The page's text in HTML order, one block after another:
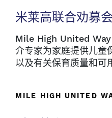
米莱高联合劝募会
Mile High United
介专家为家庭提供儿童
以及有关保育质量和可
MILE HIGH UNITED